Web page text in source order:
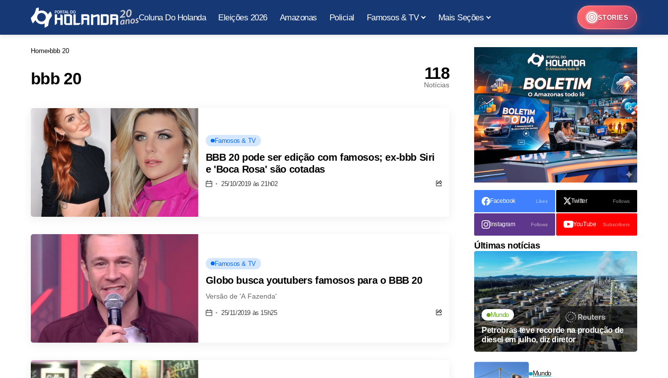
Coluna Do Holanda Eleições 2026 Amazonas Policial Famosos & TV Mais Seções STORIES
Home bbb 20
bbb 20 118
Notícias
Famosos & TV
BBB 20 pode ser edição com famosos; ex-bbb Siri
e 'Boca Rosa' são cotadas
25/10/2019 às 21h02
Famosos & TV
Globo busca youtubers famosos para o BBB 20
Versão de 'A Fazenda'
25/11/2019 às 15h25
Facebook Likes Twitter Follows
Instagram Follows YouTube Subscribers
Últimas notícias
Mundo
Petrobras teve recorde na produção de
diesel em julho, diz diretor
Mundo